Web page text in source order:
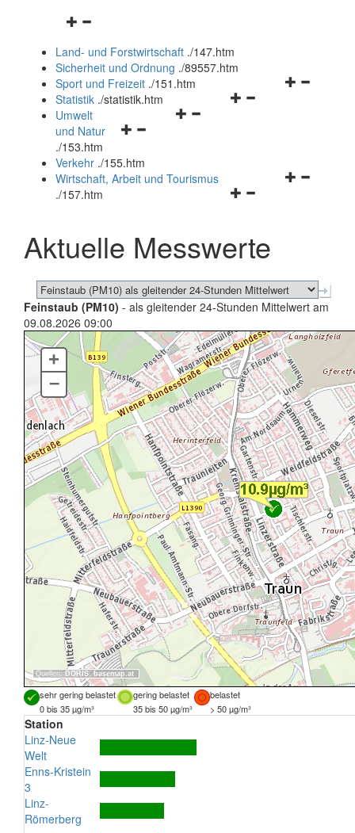
Navigationsmenü
und
schließen
Land- und Forstwirtschaft ./147.htm
Sicherheit und Ordnung ./89557.htm
Navigationsmenü
Sport und Freizeit ./151.htm
Navigationsmenü
Statistik ./statistik.htm
Navigationsmenü
und
schließen
Umwelt
und Natur
./153.htm
Verkehr ./155.htm
Navigationsmenü
schließen
Wirtschaft, Arbeit und Tourismus
./157.htm
Aktuelle Messwerte
Feinstaub (PM10) - als gleitender 24-Stunden Mittelwert am
09.08.2026 09:00
Quellen: DORIS, basemap.at
+
–
sehr gering belastet gering belastet
belastet
0 bis 35 µg/m³
35 bis 50 µg/m³ > 50 µg/m³
Station
Linz-Neue
Welt
Enns-Kristein
3
Linz-
Römerberg